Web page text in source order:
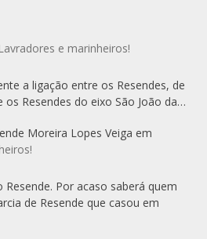
Lavradores e marinheiros!
a ligação entre os Resendes, de
os Resendes do eixo São João da…
Moreira Lopes Veiga em
Por acaso saberá quem
de Resende que casou em